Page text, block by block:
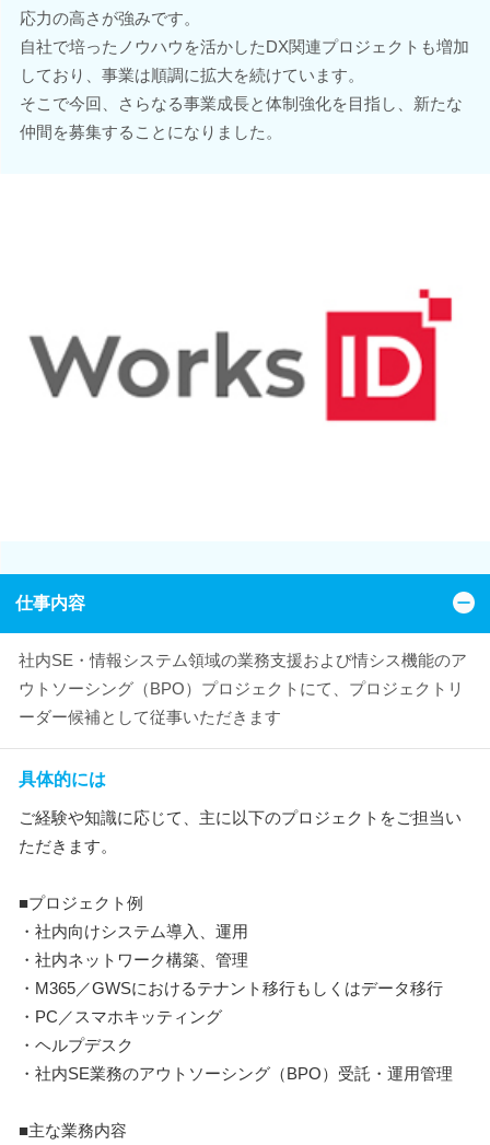
応力の高さが強みです。
自社で培ったノウハウを活かしたDX関連プロジェクトも増加
しており、事業は順調に拡大を続けています。
そこで今回、さらなる事業成長と体制強化を目指し、新たな
仲間を募集することになりました。
仕事内容
社内SE・情報システム領域の業務支援および情シス機能のア
ウトソーシング（BPO）プロジェクトにて、プロジェクトリ
ーダー候補として従事いただきます
具体的には
ご経験や知識に応じて、主に以下のプロジェクトをご担当い
ただきます。
■プロジェクト例
・社内向けシステム導入、運用
・社内ネットワーク構築、管理
・M365／GWSにおけるテナント移行もしくはデータ移行
・PC／スマホキッティング
・ヘルプデスク
・社内SE業務のアウトソーシング（BPO）受託・運用管理
■主な業務内容